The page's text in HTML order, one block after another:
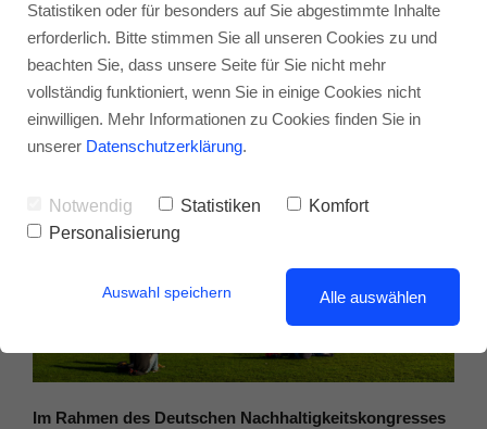
Ausgezeichnet: Stuttgart ist Deutschlands
nachhaltigste Großstadt
Im Rahmen des Deutschen Nachhaltigkeitskongresses
Statistiken oder für besonders auf Sie abgestimmte Inhalte
erforderlich. Bitte stimmen Sie all unseren Cookies zu und
beachten Sie, dass unsere Seite für Sie nicht mehr
vollständig funktioniert, wenn Sie in einige Cookies nicht
einwilligen. Mehr Informationen zu Cookies finden Sie in
unserer Datenschutzerklärung.
Notwendig Statistiken
Komfort
Personalisierung
Auswahl speichern Alle auswählen